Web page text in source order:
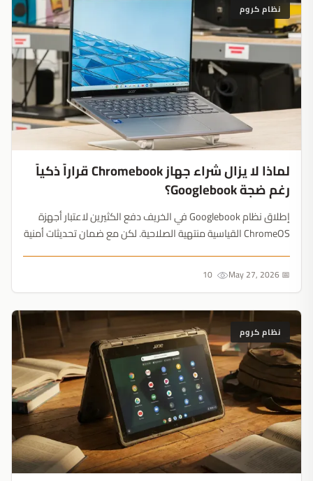
نظام كروم
لماذا لا يزال شراء جهاز Chromebook قراراً ذكياً
رغم ضجة Googlebook؟
إطلاق نظام Googlebook في الخريف دفع الكثيرين لاعتبار أجهزة
ChromeOS القياسية منتهية الصلاحية. لكن مع ضمان تحديثات أمنية
📅 May 27, 2026
نظام كروم